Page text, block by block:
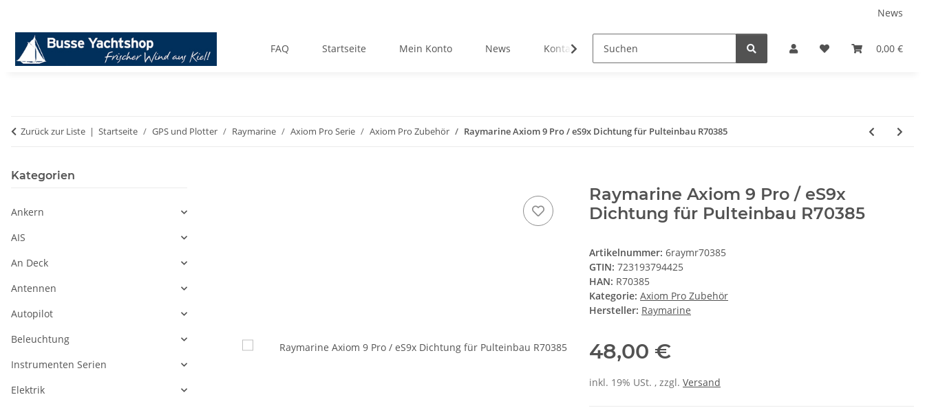
News
0,00 €
FAQ Startseite Mein Konto News Kontakt Karriere
Zurück zur Liste Startseite GPS und Plotter Raymarine Axiom Pro Serie Axiom Pro Zubehör Raymarine Axiom 9 Pro / eS9x Dichtung für Pulteinbau R70385
Raymarine Axiom 9 Pro / eS9x
Dichtung für Pulteinbau R70385
Artikelnummer: 6raymr70385
GTIN: 723193794425
HAN: R70385
Kategorie: Axiom Pro Zubehör
Hersteller: Raymarine
48,00 €
inkl. 19% USt. , zzgl. Versand
Kategorien
Ankern
AIS
An Deck
Antennen
Autopilot
Beleuchtung
Instrumenten Serien
Elektrik